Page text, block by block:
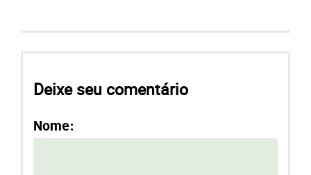
Deixe seu comentário
Nome: